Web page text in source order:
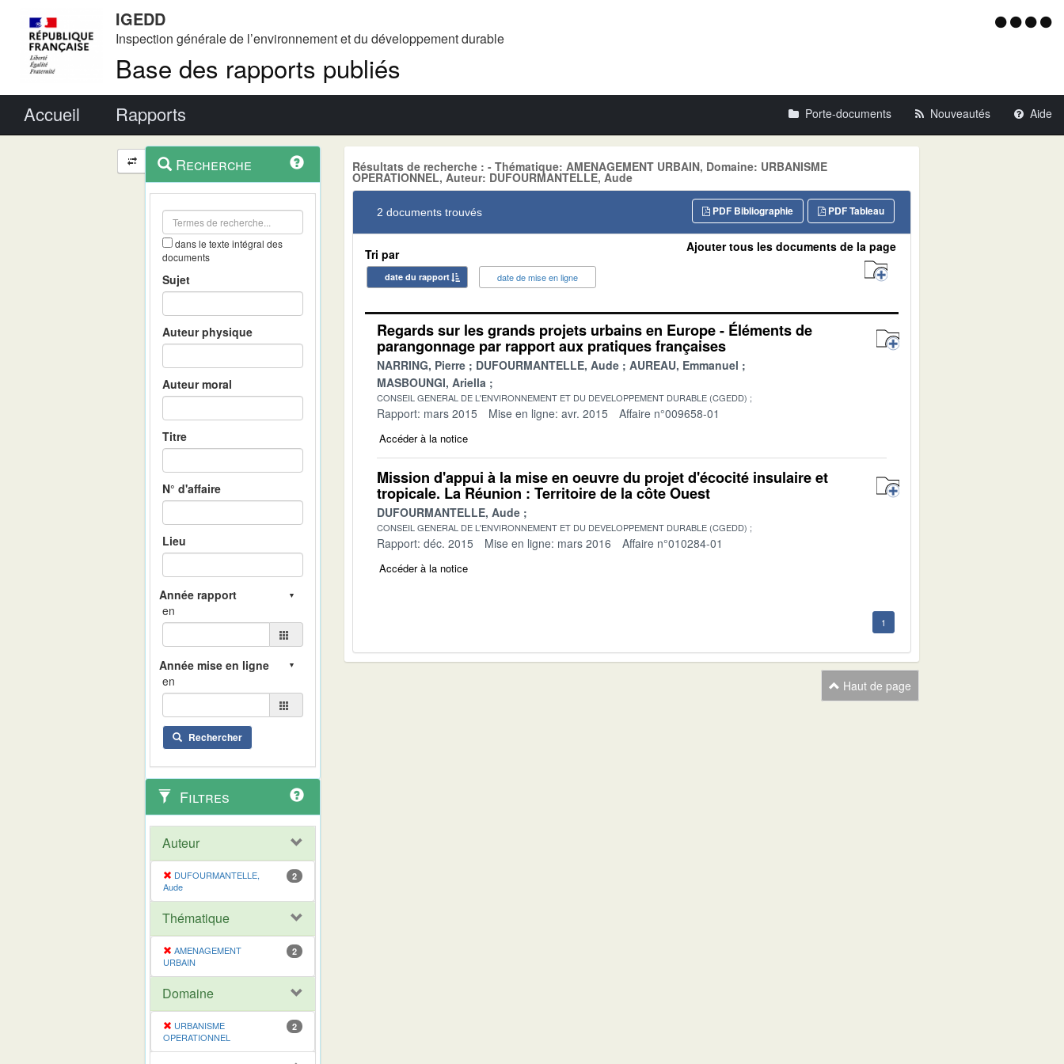
IGEDD
Inspection générale de l’environnement et du développement durable
Base des rapports publiés
Menu
Accueil Rapports Porte-documents Nouveautés Aide
Navigation
et
outils
contextuel
Recherche
dans le texte intégral des
documents
Sujet
Auteur physique
Auteur moral
Titre
N° d'affaire
Lieu
en
en
Rechercher
Filtres
Auteur
DUFOURMANTELLE,
Aude
2
Thématique
AMENAGEMENT
URBAIN
2
Domaine
URBANISME
OPERATIONNEL
2
Résultats de recherche : - Thématique: AMENAGEMENT URBAIN, Domaine: URBANISME
OPERATIONNEL, Auteur: DUFOURMANTELLE, Aude
2 documents trouvés PDF Tableau
PDF Bibliographie
Tri par
date du rapport date de mise en ligne
Ajouter tous les documents de la page
Regards sur les grands projets urbains en Europe - Éléments de
parangonnage par rapport aux pratiques françaises
NARRING, Pierre DUFOURMANTELLE, Aude
AUREAU, Emmanuel
MASBOUNGI, Ariella
CONSEIL GENERAL DE L'ENVIRONNEMENT ET DU DEVELOPPEMENT DURABLE (CGEDD)
Rapport: mars 2015 Mise en ligne: avr. 2015 Affaire n°009658-01
Accéder à la notice
Mission d'appui à la mise en oeuvre du projet d'écocité insulaire et
tropicale. La Réunion : Territoire de la côte Ouest
DUFOURMANTELLE, Aude
CONSEIL GENERAL DE L'ENVIRONNEMENT ET DU DEVELOPPEMENT DURABLE (CGEDD)
Rapport: déc. 2015 Mise en ligne: mars 2016 Affaire n°010284-01
Accéder à la notice
1
Haut de page